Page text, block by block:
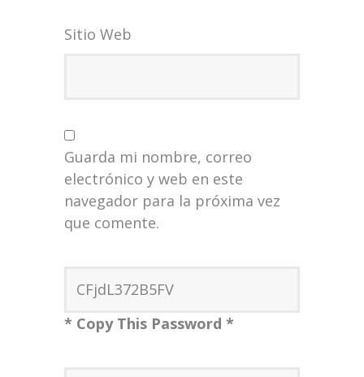
Sitio Web
Guarda mi nombre, correo
electrónico y web en este
navegador para la próxima vez
que comente.
* Copy This Password *